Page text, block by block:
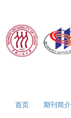
首页 期刊简介